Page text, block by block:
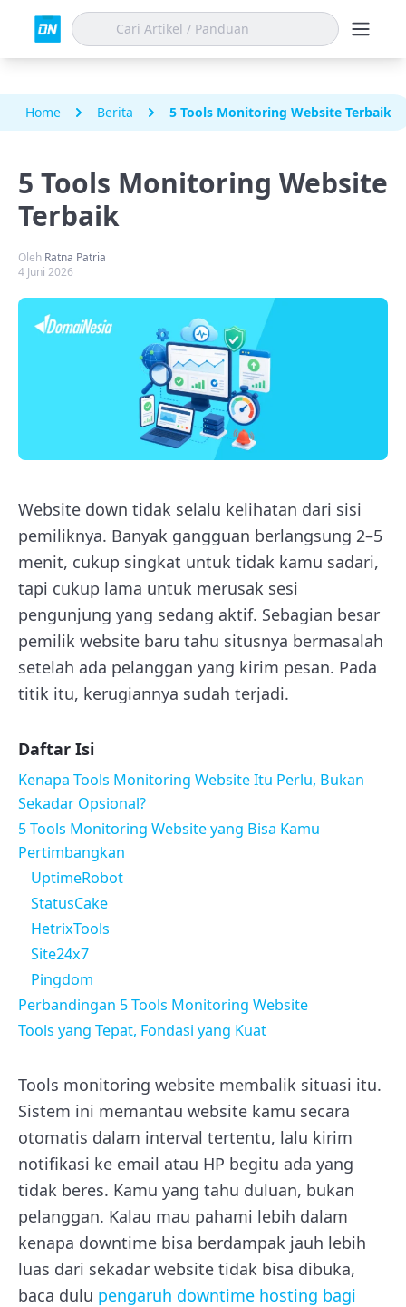
Home Berita 5 Tools Monitoring Website Terbaik
5 Tools Monitoring Website
Terbaik
Oleh Ratna Patria
4 Juni 2026
Website down tidak selalu kelihatan dari sisi
pemiliknya. Banyak gangguan berlangsung 2–5
menit, cukup singkat untuk tidak kamu sadari,
tapi cukup lama untuk merusak sesi
pengunjung yang sedang aktif. Sebagian besar
pemilik website baru tahu situsnya bermasalah
setelah ada pelanggan yang kirim pesan. Pada
titik itu, kerugiannya sudah terjadi.
Daftar Isi
Kenapa Tools Monitoring Website Itu Perlu, Bukan
Sekadar Opsional?
5 Tools Monitoring Website yang Bisa Kamu
Pertimbangkan
UptimeRobot
StatusCake
HetrixTools
Site24x7
Pingdom
Perbandingan 5 Tools Monitoring Website
Tools yang Tepat, Fondasi yang Kuat
Tools monitoring website membalik situasi itu.
Sistem ini memantau website kamu secara
otomatis dalam interval tertentu, lalu kirim
notifikasi ke email atau HP begitu ada yang
tidak beres. Kamu yang tahu duluan, bukan
pelanggan. Kalau mau pahami lebih dalam
kenapa downtime bisa berdampak jauh lebih
luas dari sekadar website tidak bisa dibuka,
baca dulu pengaruh downtime hosting bagi